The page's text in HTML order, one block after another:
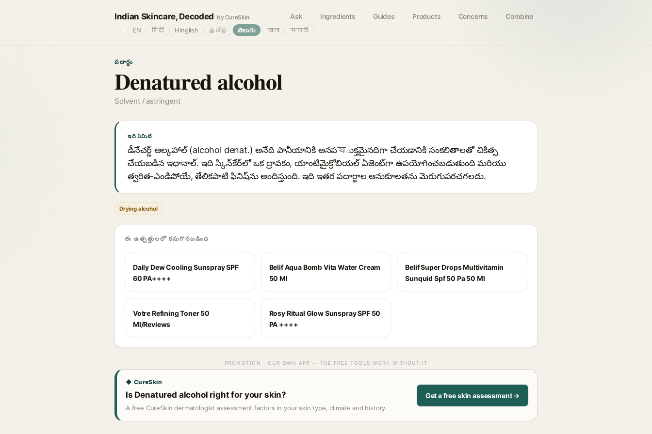
Indian Skincare, Decoded by CureSkin Ask Ingredients Guides Products Concerns Combine
EN हिंदी Hinglish தமிழ் తెలుగు বাংলা मराठी
పదార్థం
Denatured alcohol
Solvent / astringent
ఇది ఏమిటి
డీనేచర్డ్ ఆల్కహాల్ (alcohol denat.) అనేది పానీయానికి అనపযుక్తమైనదిగా చేయడానికి సంకలితాలతో చికిత్స
చేయబడిన ఇథానాల్. ఇది స్కిన్‌కేర్‌లో ఒక ద్రావకం, యాంటిమైక్రోబియల్ ఏజెంట్‌గా ఉపయోగించబడుతుంది మరియు
త్వరిత-ఎండిపోయే, తేలికపాటి ఫినిష్‌ను అందిస్తుంది. ఇది ఇతర పదార్థాల ఆనుకూలతను మెరుగుపరచగలదు.
Drying alcohol
ఈ ఉత్పత్తులలో కనుగొనబడింది
Daily Dew Cooling Sunspray SPF
60 PA++++
Belif Aqua Bomb Vita Water Cream
50 Ml
Belif Super Drops Multivitamin
Sunquid Spf 50 Pa 50 Ml
Votre Refining Toner 50
Ml/Reviews
Rosy Ritual Glow Sunspray SPF 50
PA ++++
PROMOTION · OUR OWN APP — THE FREE TOOLS WORK WITHOUT IT
◆ CureSkin
Is Denatured alcohol right for your skin?
A free CureSkin dermatologist assessment factors in your skin type, climate and history.
Get a free skin assessment →